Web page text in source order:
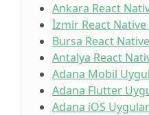
Ankara React
İzmir React
Bursa React
Antalya React
Adana Mobil
Adana Flutter
Adana iOS